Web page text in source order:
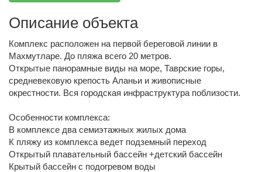
Описание объекта
Комплекс расположен на первой береговой линии в
Махмутларе. До пляжа всего 20 метров.
Открытые панорамные виды на море, Таврские горы,
средневековую крепость Аланьи и живописные
окрестности. Вся городская инфраструктура поблизости.
Особенности комплекса:
В комплексе два семиэтажных жилых дома
К пляжу из комплекса ведет подземный переход
Открытый плавательный бассейн +детский бассейн
Крытый бассейн с подогревом воды